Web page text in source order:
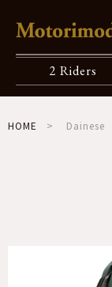
2 Riders
HOME Dainese